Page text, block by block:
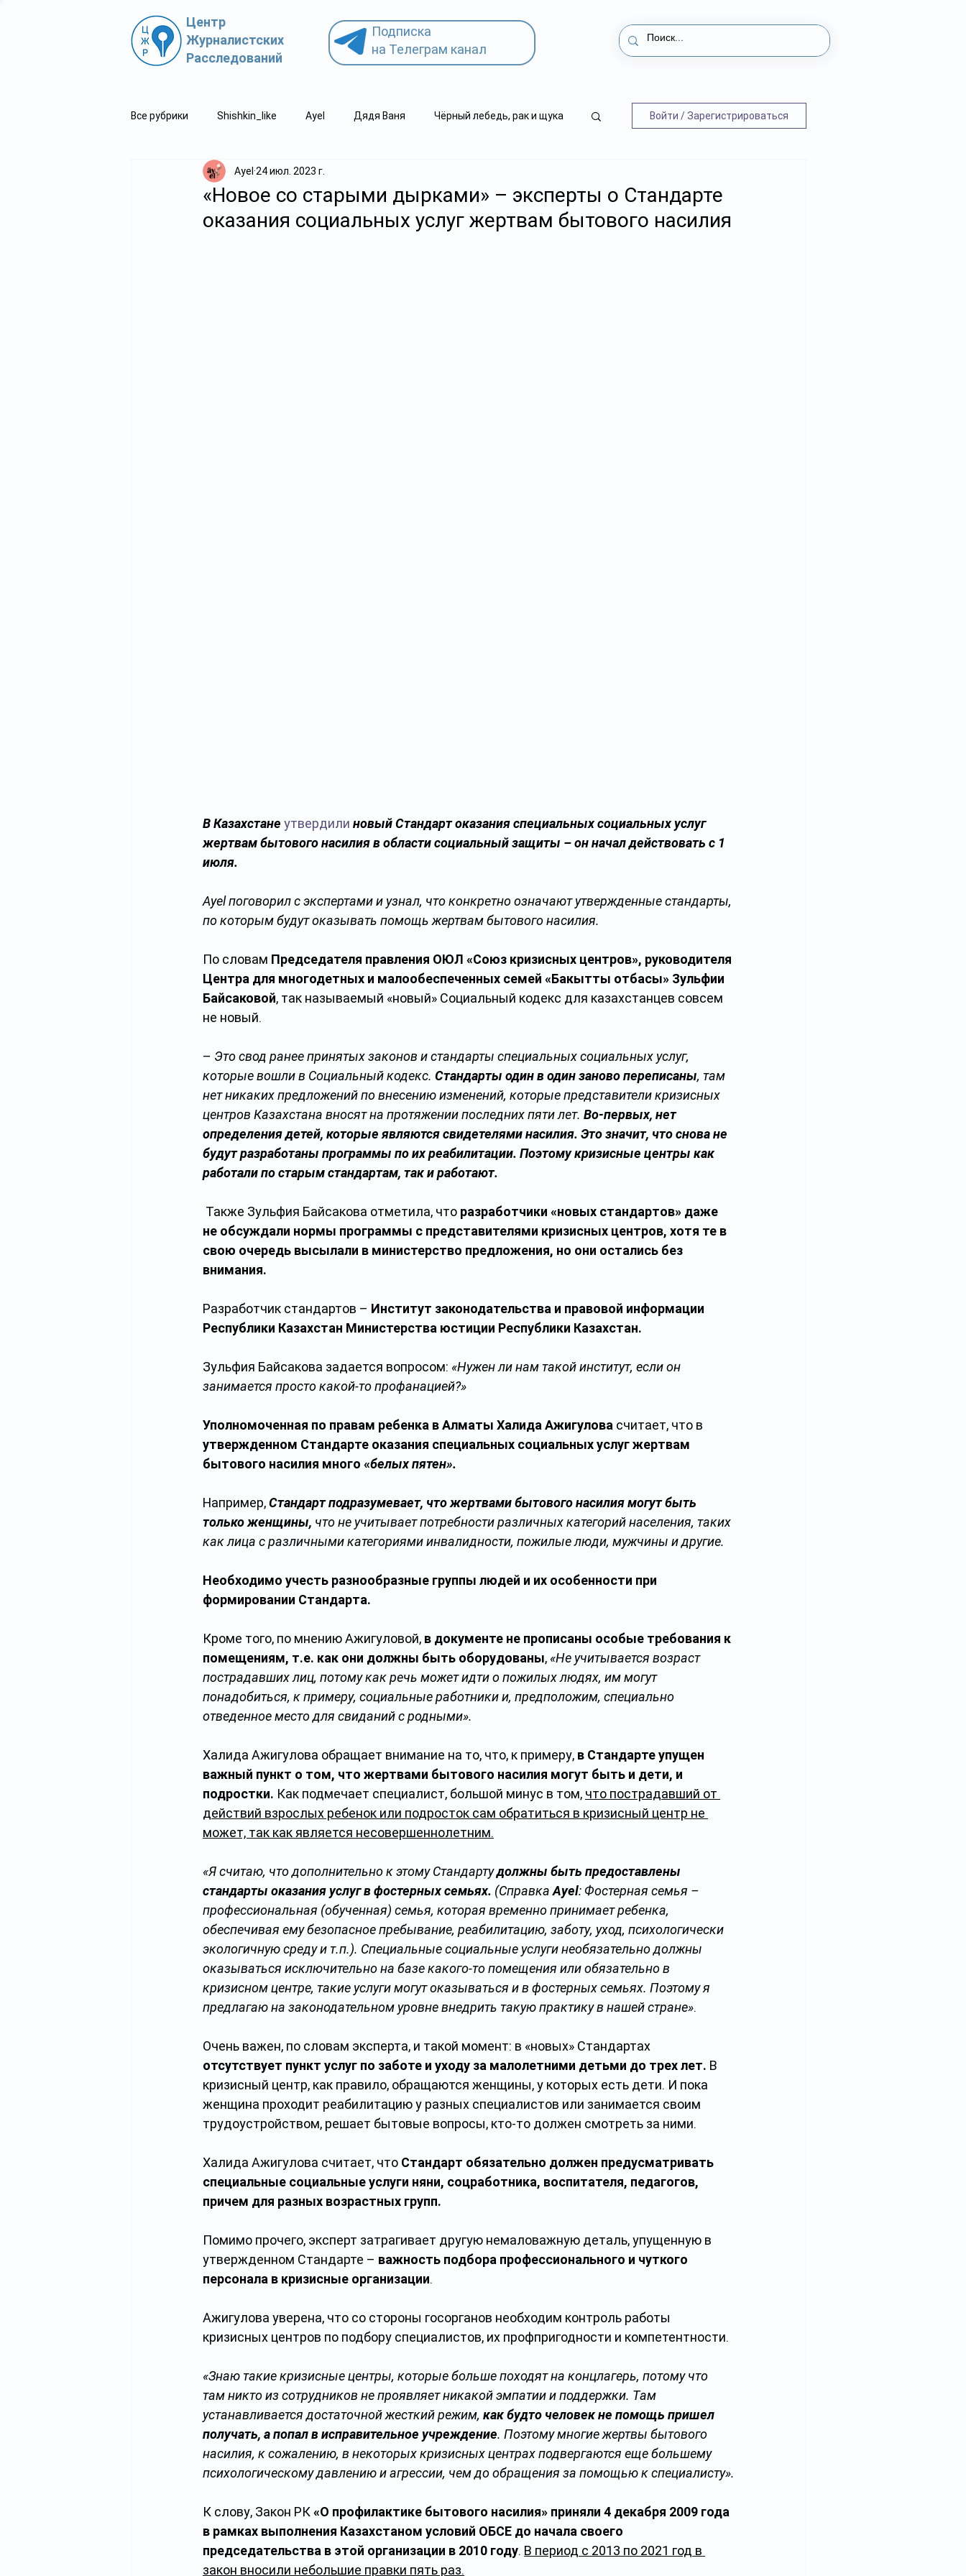
Центр
Журналистских
Расследований
Подписка
на Телеграм канал
Все рубрики Shishkin_like Ayel Дядя Ваня Чёрный лебедь, рак и щука
Политпросвет.kz Свидетель.kz
Войти / Зарегистрироваться
«Новое со старыми дырками» – эксперты о Стандарте
оказания социальных услуг жертвам бытового насилия
Ayel 24 июл. 2023 г.
В Казахстане утвердили новый Стандарт оказания специальных социальных услуг
жертвам бытового насилия в области социальный защиты – он начал действовать с 1
июля.
Ayel поговорил с экспертами и узнал, что конкретно означают утвержденные стандарты,
по которым будут оказывать помощь жертвам бытового насилия.
По словам Председателя правления ОЮЛ «Союз кризисных центров», руководителя
Центра для многодетных и малообеспеченных семей «Бакытты отбасы» Зульфии
Байсаковой, так называемый «новый» Социальный кодекс для казахстанцев совсем
не новый.
– Это свод ранее принятых законов и стандарты специальных социальных услуг,
которые вошли в Социальный кодекс. Стандарты один в один заново переписаны, там
нет никаких предложений по внесению изменений, которые представители кризисных
центров Казахстана вносят на протяжении последних пяти лет. Во-первых, нет
определения детей, которые являются свидетелями насилия. Это значит, что снова не
будут разработаны программы по их реабилитации. Поэтому кризисные центры как
работали по старым стандартам, так и работают.
Также Зульфия Байсакова отметила, что разработчики «новых стандартов» даже
не обсуждали нормы программы с представителями кризисных центров, хотя те в
свою очередь высылали в министерство предложения, но они остались без
внимания.
Разработчик стандартов – Институт законодательства и правовой информации
Республики Казахстан Министерства юстиции Республики Казахстан.
Зульфия Байсакова задается вопросом: «Нужен ли нам такой институт, если он
занимается просто какой-то профанацией?»
Уполномоченная по правам ребенка в Алматы Халида Ажигулова считает, что в
утвержденном Стандарте оказания специальных социальных услуг жертвам
бытового насилия много «белых пятен».
Например, Стандарт подразумевает, что жертвами бытового насилия могут быть
только женщины, что не учитывает потребности различных категорий населения, таких
как лица с различными категориями инвалидности, пожилые люди, мужчины и другие.
Необходимо учесть разнообразные группы людей и их особенности при
формировании Стандарта.
Кроме того, по мнению Ажигуловой, в документе не прописаны особые требования к
помещениям, т.е. как они должны быть оборудованы, «Не учитывается возраст
пострадавших лиц, потому как речь может идти о пожилых людях, им могут
понадобиться, к примеру, социальные работники и, предположим, специально
отведенное место для свиданий с родными».
Халида Ажигулова обращает внимание на то, что, к примеру, в Стандарте упущен
важный пункт о том, что жертвами бытового насилия могут быть и дети, и
подростки. Как подмечает специалист, большой минус в том, что пострадавший от
действий взрослых ребенок или подросток сам обратиться в кризисный центр не
может, так как является несовершеннолетним.
«Я считаю, что дополнительно к этому Стандарту должны быть предоставлены
стандарты оказания услуг в фостерных семьях. (Справка Ayel: Фостерная семья –
профессиональная (обученная) семья, которая временно принимает ребенка,
обеспечивая ему безопасное пребывание, реабилитацию, заботу, уход, психологически
экологичную среду и т.п.). Специальные социальные услуги необязательно должны
оказываться исключительно на базе какого-то помещения или обязательно в
кризисном центре, такие услуги могут оказываться и в фостерных семьях. Поэтому я
предлагаю на законодательном уровне внедрить такую практику в нашей стране».
Очень важен, по словам эксперта, и такой момент: в «новых» Стандартах
отсутствует пункт услуг по заботе и уходу за малолетними детьми до трех лет. В
кризисный центр, как правило, обращаются женщины, у которых есть дети. И пока
женщина проходит реабилитацию у разных специалистов или занимается своим
трудоустройством, решает бытовые вопросы, кто-то должен смотреть за ними.
Халида Ажигулова считает, что Стандарт обязательно должен предусматривать
специальные социальные услуги няни, соцработника, воспитателя, педагогов,
причем для разных возрастных групп.
Помимо прочего, эксперт затрагивает другую немаловажную деталь, упущенную в
утвержденном Стандарте – важность подбора профессионального и чуткого
персонала в кризисные организации.
Ажигулова уверена, что со стороны госорганов необходим контроль работы
кризисных центров по подбору специалистов, их профпригодности и компетентности.
«Знаю такие кризисные центры, которые больше походят на концлагерь, потому что
там никто из сотрудников не проявляет никакой эмпатии и поддержки. Там
устанавливается достаточной жесткий режим, как будто человек не помощь пришел
получать, а попал в исправительное учреждение. Поэтому многие жертвы бытового
насилия, к сожалению, в некоторых кризисных центрах подвергаются еще большему
психологическому давлению и агрессии, чем до обращения за помощью к специалисту».
К слову, Закон РК «О профилактике бытового насилия» приняли 4 декабря 2009 года
в рамках выполнения Казахстаном условий ОБСЕ до начала своего
председательства в этой организации в 2010 году. В период с 2013 по 2021 год в
закон вносили небольшие правки пять раз.